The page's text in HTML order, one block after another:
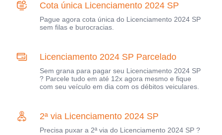
Cota única Licenciamento 2024 SP
Pague agora cota única do Licenciamento 2024 SP
sem filas e burocracias.
Licenciamento 2024 SP Parcelado
Sem grana para pagar seu Licenciamento 2024 SP
? Parcele tudo em até 12x agora mesmo e fique
com seu veículo em dia com os débitos veiculares.
2ª via Licenciamento 2024 SP
Precisa puxar a 2ª via do Licenciamento 2024 SP ?